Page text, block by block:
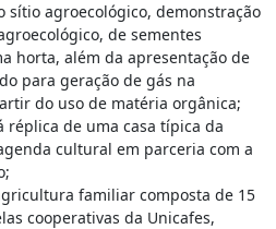
sítio agroecológico, demonstração
de sementes
horta, além da apresentação de
para geração de gás na
do uso de matéria orgânica;
réplica de uma casa típica da
cultural em parceria com a
familiar composta de 15
cooperativas da Unicafes,